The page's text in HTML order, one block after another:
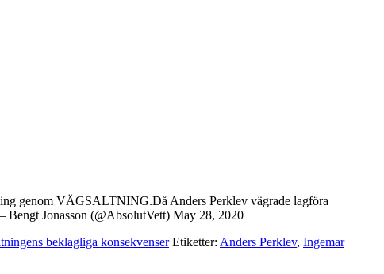
genom VÄGSALTNING.Då Anders Perklev vägrade lagföra
Jonasson (@AbsolutVett) May 28, 2020
beklagliga konsekvenser Etiketter: Anders Perklev, Ingemar